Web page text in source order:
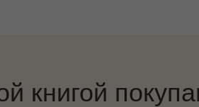
книгой